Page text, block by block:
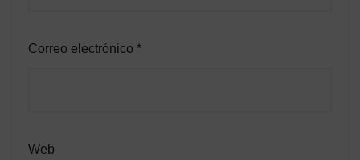
Correo electrónico *
Web